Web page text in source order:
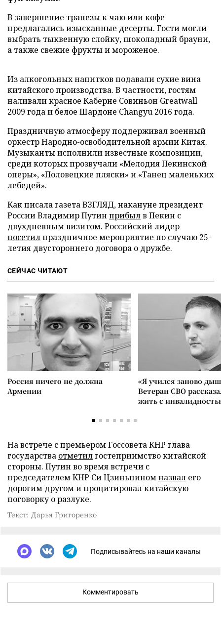
В завершение трапезы к чаю или кофе
предлагались изысканные десерты. Гости могли
выбрать тыквенную слойку, шоколадный брауни,
а также свежие фрукты и мороженое.
Из алкогольных напитков подавали сухие вина
китайского производства. В частности, гостям
наливали красное Каберне Совиньон Greatwall
2009 года и белое Шардоне Changyu 2016 года.
Праздничную атмосферу поддерживал военный
оркестр Народно-освободительной армии Китая.
Музыканты исполнили известные композиции,
среди которых прозвучали «Мелодия Пекинской
оперы», «Половецкие пляски» и «Танец маленьких
лебедей».
Как писала газета ВЗГЛЯД, накануне президент
России Владимир Путин прибылв Пекин с
двухдневным визитом. Российский лидер
посетилпраздничное мероприятие по случаю 25-
летия двустороннего договора о дружбе.
СЕЙЧАС ЧИТАЮТ
Россия ничего не должна
Армении
«Я учился заново
Ветеран СВО
жить с
На встрече с премьером Госсовета КНР глава
государства отметилгостеприимство китайской
стороны. Путин во время встречи с
председателем КНР Си Цзиньпиномназвал его
дорогим другом и процитировал китайскую
поговорку о разлуке.
Текст: Дарья Григоренко
Подписывайтесь на наши каналы
Комментировать